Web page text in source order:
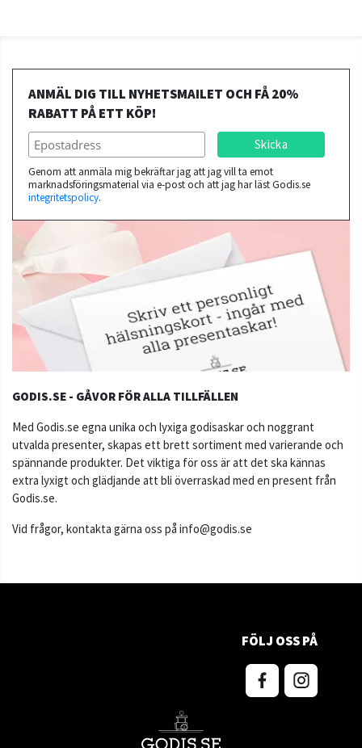
ANMÄL DIG TILL NYHETSMAILET OCH FÅ 20%
RABATT PÅ ETT KÖP!
Genom att anmäla mig bekräftar jag att jag vill ta emot
marknadsföringsmaterial via e-post och att jag har läst Godis.se
integritetspolicy.
GODIS.SE - GÅVOR FÖR ALLA TILLFÄLLEN
Med Godis.se egna unika och lyxiga godisaskar och noggrant
utvalda presenter, skapas ett brett sortiment med varierande och
spännande produkter. Det viktiga för oss är att det ska kännas
extra lyxigt och glädjande att bli överraskad med en present från
Godis.se.
Vid frågor, kontakta gärna oss på info@godis.se
FÖLJ OSS PÅ